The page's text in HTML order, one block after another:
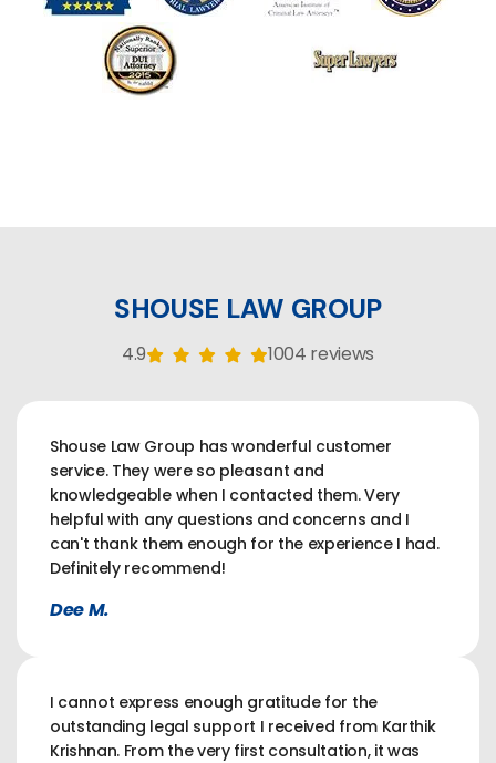
SHOUSE LAW GROUP
4.9 1004 reviews
Shouse Law Group has wonderful customer
service. They were so pleasant and
knowledgeable when I contacted them. Very
helpful with any questions and concerns and I
can't thank them enough for the experience I had.
Definitely recommend!
Dee M.
I cannot express enough gratitude for the
outstanding legal support I received from Karthik
Krishnan. From the very first consultation, it was